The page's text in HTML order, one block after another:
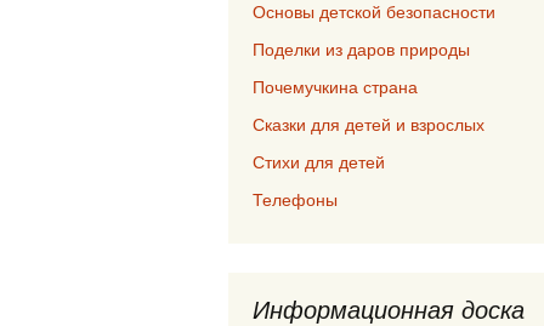
Основы детской безопасности
Поделки из даров природы
Почемучкина страна
Сказки для детей и взрослых
Стихи для детей
Телефоны
Информационная доска